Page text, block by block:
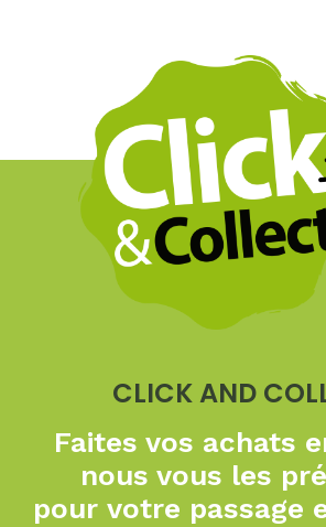
CLICK AND
Faites vos achats
nous vous les
pourvotre passage